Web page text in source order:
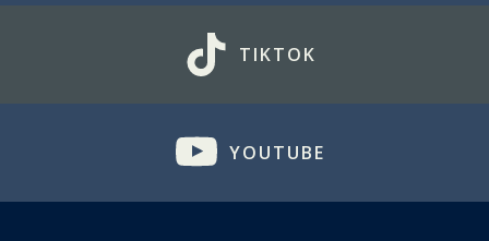
TIKTOK
YOUTUBE